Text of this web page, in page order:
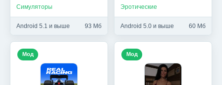
Симуляторы
Android 5.1 и выше 93 Мб
Эротические
Android 5.0 и выше 60 Мб
Мод Мод